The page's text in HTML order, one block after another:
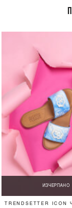
ИЗЧЕРПАНО
TRENDSETTER ICON